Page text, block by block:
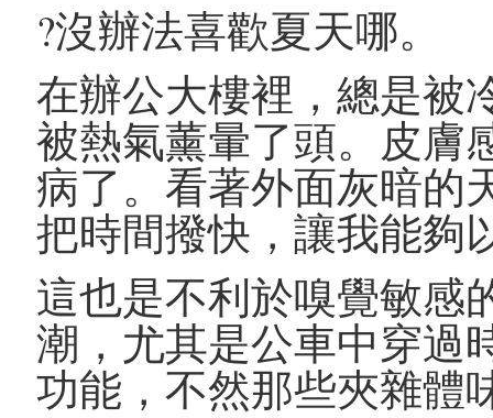
?沒辦法喜歡夏天哪。
在辦公大樓裡，總是被
被熱氣薰暈了頭。皮膚
病了。看著外面灰暗的
把時間撥快，讓我能夠
這也是不利於嗅覺敏感
潮，尤其是公車中穿過
功能，不然那些夾雜體